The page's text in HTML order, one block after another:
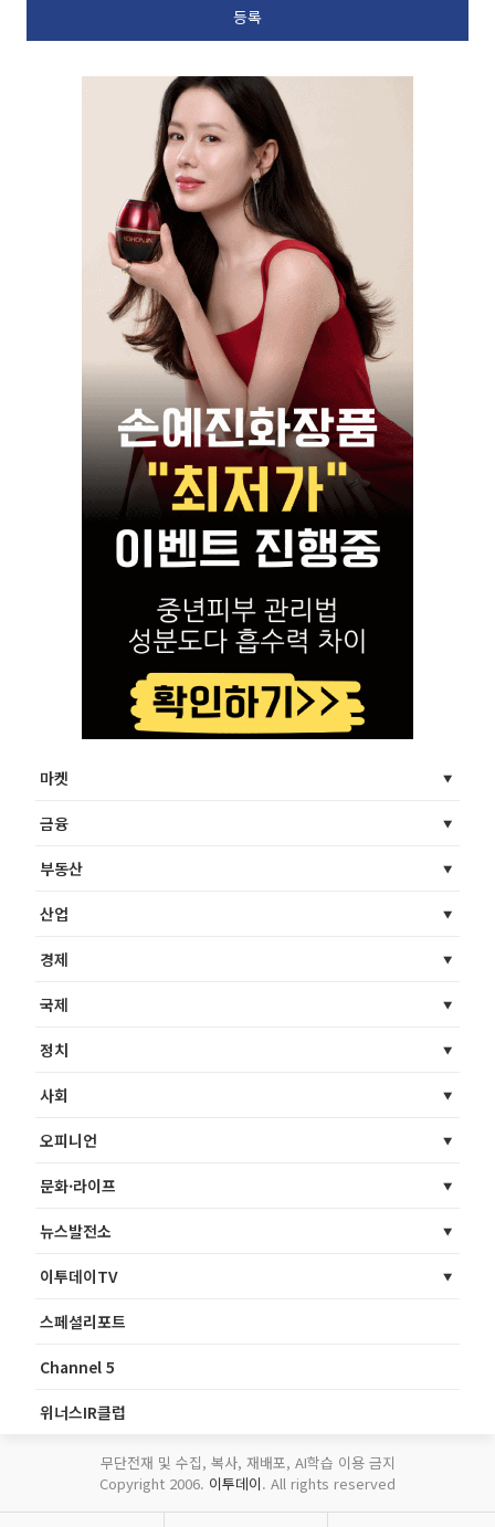
마켓
금융
부동산
산업
경제
국제
정치
사회
오피니언
문화·라이프
뉴스발전소
이투데이TV
스페셜리포트
Channel 5
위너스IR클럽
무단전재 및 수집, 복사, 재배포, AI학습 이용 금지
Copyright 2006. 이투데이. All rights reserved